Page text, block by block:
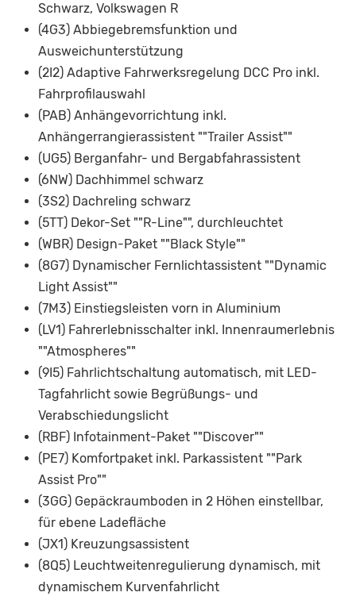
Schwarz, Volkswagen R
(4G3) Abbiegebremsfunktion und
Ausweichunterstützung
(2I2) Adaptive Fahrwerksregelung DCC Pro inkl.
Fahrprofilauswahl
(PAB) Anhängevorrichtung inkl.
Anhängerrangierassistent ""Trailer Assist""
(UG5) Berganfahr- und Bergabfahrassistent
(6NW) Dachhimmel schwarz
(3S2) Dachreling schwarz
(5TT) Dekor-Set ""R-Line"", durchleuchtet
(WBR) Design-Paket ""Black Style""
(8G7) Dynamischer Fernlichtassistent ""Dynamic
Light Assist""
(7M3) Einstiegsleisten vorn in Aluminium
(LV1) Fahrerlebnisschalter inkl. Innenraumerlebnis
""Atmospheres""
(9I5) Fahrlichtschaltung automatisch, mit LED-
Tagfahrlicht sowie Begrüßungs- und
Verabschiedungslicht
(RBF) Infotainment-Paket ""Discover""
(PE7) Komfortpaket inkl. Parkassistent ""Park
Assist Pro""
(3GG) Gepäckraumboden in 2 Höhen einstellbar,
für ebene Ladefläche
(JX1) Kreuzungsassistent
(8Q5) Leuchtweitenregulierung dynamisch, mit
dynamischem Kurvenfahrlicht